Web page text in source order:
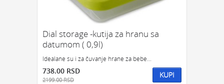
Dial storage -kutija za hranu sa
datumom ( 0,9l)
Idealane su i za čuvanje hrane za bebe...
738.00 RSD
2199.00 RSD
KUPI